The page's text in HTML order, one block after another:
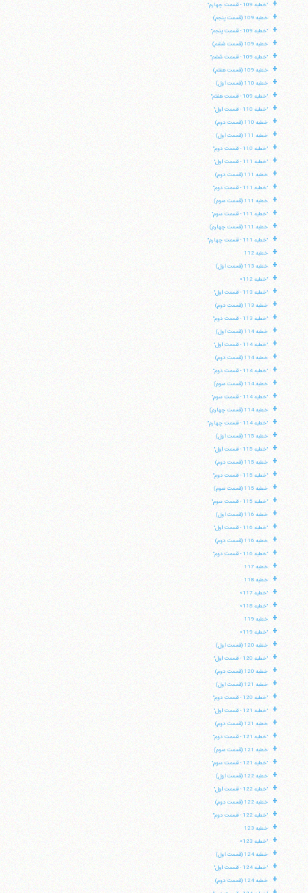
+ "خطبه 109 - قسمت چهارم"
+ خطبه 109 (قسمت پنجم)
+ "خطبه 109 - قسمت پنجم"
+ خطبه 109 (قسمت ششم)
+ "خطبه 109 - قسمت ششم"
+ خطبه 109 (قسمت هفتم)
+ خطبه 110 (قسمت اول)
+ "خطبه 109 - قسمت هفتم"
+ "خطبه 110 - قسمت اول"
+ خطبه 110 (قسمت دوم)
+ خطبه 111 (قسمت اول)
+ "خطبه 110 - قسمت دوم"
+ "خطبه 111 - قسمت اول"
+ خطبه 111 (قسمت دوم)
+ "خطبه 111 - قسمت دوم"
+ خطبه 111 (قسمت سوم)
+ "خطبه 111 - قسمت سوم"
+ خطبه 111 (قسمت چهارم)
+ "خطبه 111 - قسمت چهارم"
+ خطبه 112
+ خطبه 113 (قسمت اول)
+ "خطبه 112»
+ "خطبه 113 - قسمت اول"
+ خطبه 113 (قسمت دوم)
+ "خطبه 113 - قسمت دوم"
+ خطبه 114 (قسمت اول)
+ "خطبه 114 - قسمت اول"
+ خطبه 114 (قسمت دوم)
+ "خطبه 114 - قسمت دوم"
+ خطبه 114 (قسمت سوم)
+ "خطبه 114 - قسمت سوم"
+ خطبه 114 (قسمت چهارم)
+ "خطبه 114 - قسمت چهارم"
+ خطبه 115 (قسمت اول)
+ "خطبه 115 - قسمت اول"
+ خطبه 115 (قسمت دوم)
+ "خطبه 115 - قسمت دوم"
+ خطبه 115 (قسمت سوم)
+ "خطبه 115 - قسمت سوم"
+ خطبه 116 (قسمت اول)
+ "خطبه 116 - قسمت اول"
+ خطبه 116 (قسمت دوم)
+ "خطبه 116 - قسمت دوم"
+ خطبه 117
+ خطبه 118
+ "خطبه 117»
+ "خطبه 118»
+ خطبه 119
+ "خطبه 119»
+ خطبه 120 (قسمت اول)
+ "خطبه 120 - قسمت اول"
+ خطبه 120 (قسمت دوم)
+ خطبه 121 (قسمت اول)
+ "خطبه 120 - قسمت دوم"
+ "خطبه 121 - قسمت اول"
+ خطبه 121 (قسمت دوم)
+ "خطبه 121 - قسمت دوم"
+ خطبه 121 (قسمت سوم)
+ "خطبه 121 - قسمت سوم"
+ خطبه 122 (قسمت اول)
+ "خطبه 122 - قسمت اول"
+ خطبه 122 (قسمت دوم)
+ "خطبه 122 - قسمت دوم"
+ خطبه 123
+ "خطبه 123»
+ خطبه 124 (قسمت اول)
+ "خطبه 124 - قسمت اول"
+ خطبه 124 (قسمت دوم)